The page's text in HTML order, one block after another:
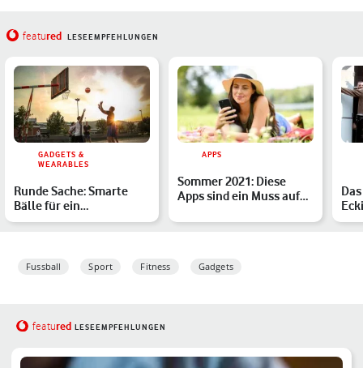
featured LESEEMPFEHLUNGEN
GADGETS &
WEARABLES
Runde Sache: Smarte
Bälle für ein
spielerisches Training
APPS
Sommer 2021: Diese
Apps sind ein Muss auf
Fussball Sport Fitness Gadgets
featured LESEEMPFEHLUNGEN